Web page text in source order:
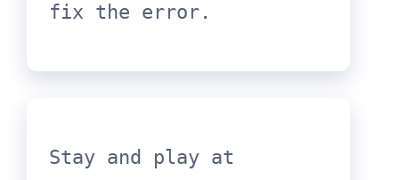
fix the error.